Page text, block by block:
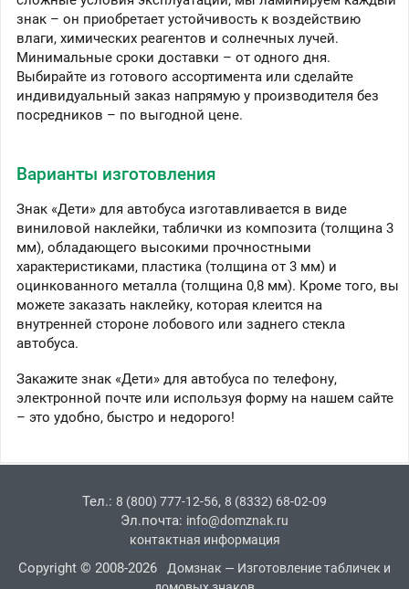
знак – он приобретает устойчивость к воздействию
влаги, химических реагентов и солнечных лучей.
Минимальные сроки доставки – от одного дня.
Выбирайте из готового ассортимента или сделайте
индивидуальный заказ напрямую у производителя без
посредников – по выгодной цене.
Варианты изготовления
Знак «Дети» для автобуса изготавливается в виде
виниловой наклейки, таблички из композита (толщина 3
мм), обладающего высокими прочностными
характеристиками, пластика (толщина от 3 мм) и
оцинкованного металла (толщина 0,8 мм). Кроме того, вы
можете заказать наклейку, которая клеится на
внутренней стороне лобового или заднего стекла
автобуса.
Закажите знак «Дети» для автобуса по телефону,
электронной почте или используя форму на нашем сайте
– это удобно, быстро и недорого!
Тел.: 8 (800) 777-12-56, 8 (8332) 68-02-09
Эл.почта: info@domznak.ru
контактная информация
Copyright © 2008-2026
Домзнак — Изготовление табличек и